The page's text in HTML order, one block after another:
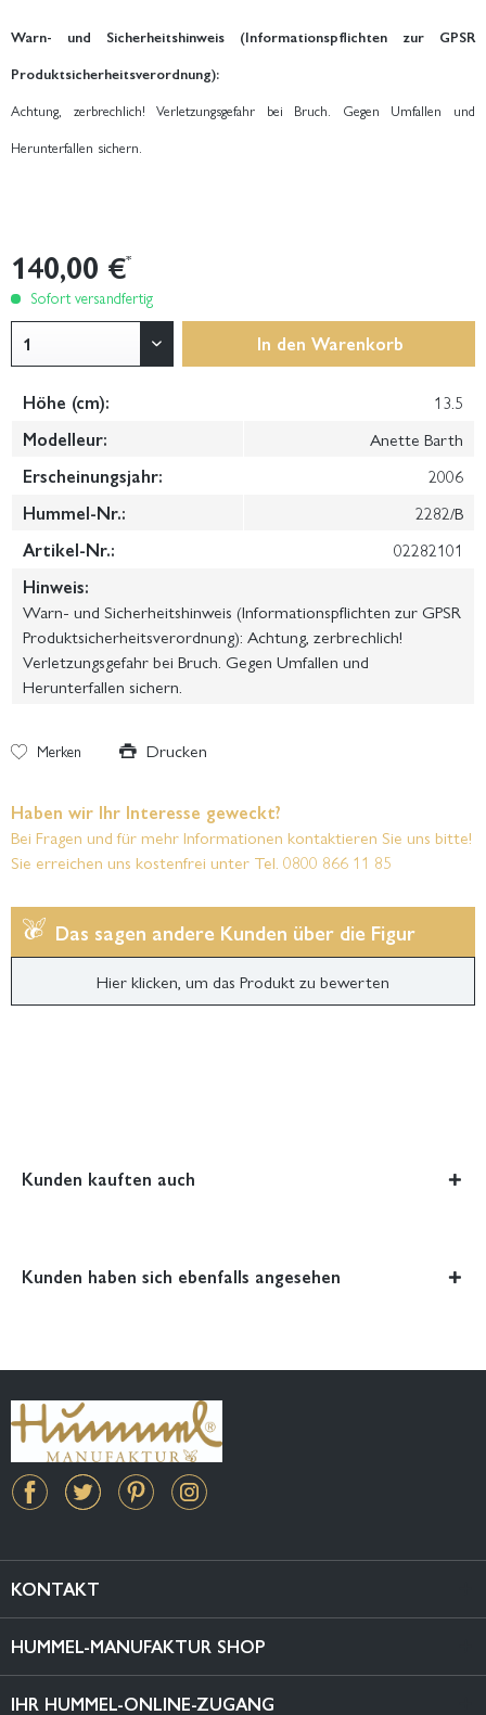
Warn- und Sicherheitshinweis (Informationspflichten zur GPSR
Produktsicherheitsverordnung):
Achtung, zerbrechlich! Verletzungsgefahr bei Bruch. Gegen Umfallen und
Herunterfallen sichern.
140,00 €*
Sofort versandfertig
In den Warenkorb
Höhe (cm):
13.5
Modelleur:
Anette Barth
Erscheinungsjahr:
2006
Hummel-Nr.:
2282/B
Artikel-Nr.:
02282101
Hinweis:
Warn- und Sicherheitshinweis (Informationspflichten zur GPSR
Produktsicherheitsverordnung): Achtung, zerbrechlich!
Verletzungsgefahr bei Bruch. Gegen Umfallen und
Herunterfallen sichern.
Merken Drucken
Haben wir Ihr Interesse geweckt?
Bei Fragen und für mehr Informationen kontaktieren Sie uns bitte!
Sie erreichen uns kostenfrei unter Tel. 0800 866 11 85
Das sagen andere Kunden über die Figur
Hier klicken, um das Produkt zu bewerten
Kunden kauften auch
Kunden haben sich ebenfalls angesehen
KONTAKT
HUMMEL-MANUFAKTUR SHOP
IHR HUMMEL-ONLINE-ZUGANG